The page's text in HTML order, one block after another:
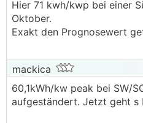
Hier 71 kwh/kwp bei einer
Oktober.
Exakt den Prognosewert
mackica
60,1kWh/kw peak bei SW/
aufgeständert. Jetzt geht s